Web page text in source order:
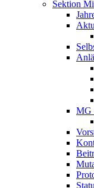
Sektion
MG